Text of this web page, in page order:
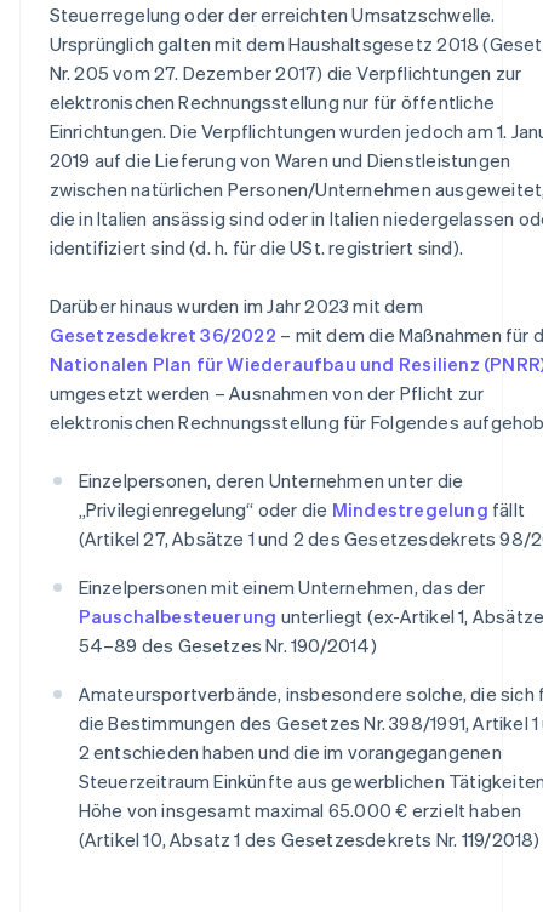
Steuerregelung oder der erreichten Umsatzschwelle.
Ursprünglich galten mit dem Haushaltsgesetz 2018
Nr. 205 vom 27. Dezember 2017) die Verpflichtungen zur
elektronischen Rechnungsstellung nur für öffentliche
Einrichtungen. Die Verpflichtungen wurden jedoch am 1.
2019 auf die Lieferung von Waren und Dienstleistungen
zwischen natürlichen Personen/Unternehmen
die in Italien ansässig sind oder in Italien niedergelassen
identifiziert sind (d. h. für die USt. registriert sind).
Darüber hinaus wurden im Jahr 2023 mit dem
Gesetzesdekret 36/2022 – mit dem die Maßnahmen für
Nationalen Plan für Wiederaufbau und Resilienz
umgesetzt werden – Ausnahmen von der Pflicht zur
elektronischen Rechnungsstellung für Folgendes
Einzelpersonen, deren Unternehmen unter die
„Privilegienregelung“ oder die Mindestregelung fällt
(Artikel 27, Absätze 1 und 2 des Gesetzesdekrets 98/
Einzelpersonen mit einem Unternehmen, das der
Pauschalbesteuerung unterliegt (ex-Artikel 1,
54–89 des Gesetzes Nr. 190/2014)
Amateursportverbände, insbesondere solche, die sich
die Bestimmungen des Gesetzes Nr. 398/1991, Artikel 1
2 entschieden haben und die im vorangegangenen
Steuerzeitraum Einkünfte aus gewerblichen
Höhe von insgesamt maximal 65.000 € erzielt haben
(Artikel 10, Absatz 1 des Gesetzesdekrets Nr. 119/2018)